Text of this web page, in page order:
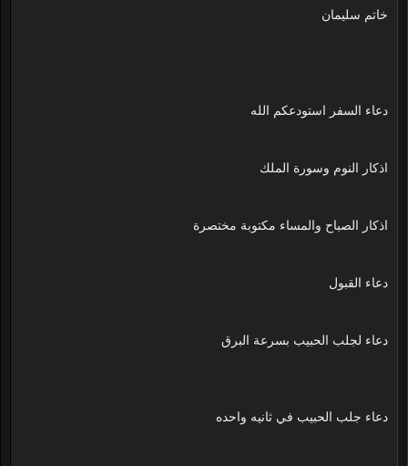
خاتم سليمان
دعاء السفر استودعكم الله
اذكار النوم وسورة الملك
اذكار الصباح والمساء مكتوبة مختصرة
دعاء القبول
دعاء لجلب الحبيب بسرعة البرق
دعاء جلب الحبيب في ثانيه واحده